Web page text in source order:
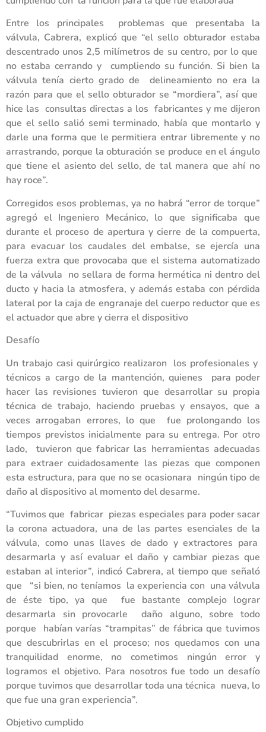
Entre los principales problemas que presentaba la
válvula, Cabrera, explicó que “el sello obturador estaba
descentrado unos 2,5 milímetros de su centro, por lo que
no estaba cerrando y cumpliendo su función. Si bien la
válvula tenía cierto grado de delineamiento no era la
razón para que el sello obturador se “mordiera”, así que
hice las consultas directas a los fabricantes y me dijeron
que el sello salió semi terminado, había que montarlo y
darle una forma que le permitiera entrar libremente y no
arrastrando, porque la obturación se produce en el ángulo
que tiene el asiento del sello, de tal manera que ahí no
hay roce”.
Corregidos esos problemas, ya no habrá “error de torque”
agregó el Ingeniero Mecánico, lo que significaba que
durante el proceso de apertura y cierre de la compuerta,
para evacuar los caudales del embalse, se ejercía una
fuerza extra que provocaba que el sistema automatizado
de la válvula no sellara de forma hermética ni dentro del
ducto y hacia la atmosfera, y además estaba con pérdida
lateral por la caja de engranaje del cuerpo reductor que es
el actuador que abre y cierra el dispositivo
Desafío
Un trabajo casi quirúrgico realizaron los profesionales y
técnicos a cargo de la mantención, quienes para poder
hacer las revisiones tuvieron que desarrollar su propia
técnica de trabajo, haciendo pruebas y ensayos, que a
veces arrogaban errores, lo que fue prolongando los
tiempos previstos inicialmente para su entrega. Por otro
lado, tuvieron que fabricar las herramientas adecuadas
para extraer cuidadosamente las piezas que componen
esta estructura, para que no se ocasionara ningún tipo de
daño al dispositivo al momento del desarme.
“Tuvimos que fabricar piezas especiales para poder sacar
la corona actuadora, una de las partes esenciales de la
válvula, como unas llaves de dado y extractores para
desarmarla y así evaluar el daño y cambiar piezas que
estaban al interior”, indicó Cabrera, al tiempo que señaló
que “si bien, no teníamos la experiencia con una válvula
de éste tipo, ya que fue bastante complejo lograr
desarmarla sin provocarle daño alguno, sobre todo
porque habían varías “trampitas” de fábrica que tuvimos
que descubrirlas en el proceso; nos quedamos con una
tranquilidad enorme, no cometimos ningún error y
logramos el objetivo. Para nosotros fue todo un desafío
porque tuvimos que desarrollar toda una técnica nueva, lo
que fue una gran experiencia”.
Objetivo cumplido